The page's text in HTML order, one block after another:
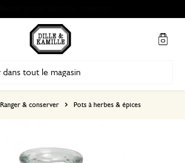
Ranger & conserver Pots à herbes & épices